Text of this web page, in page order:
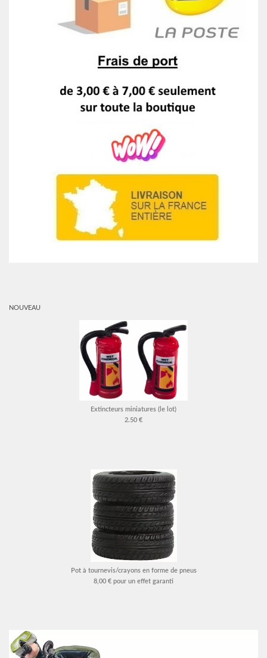
NOUVEAU
Extincteurs miniatures (le lot)
2.50 €
Pot à tournevis/crayons en forme de pneus
8,00 € pour un effet garanti